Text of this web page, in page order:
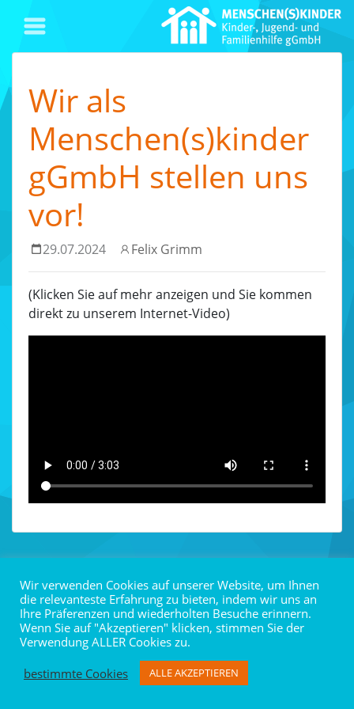
Wir als
Menschen(s)kinder
gGmbH stellen uns
vor!
29.07.2024 Felix Grimm
(Klicken Sie auf mehr anzeigen und Sie kommen
direkt zu unserem Internet-Video)
Wir verwenden Cookies auf unserer Website, um Ihnen
die relevanteste Erfahrung zu bieten, indem wir uns an
Ihre Präferenzen und wiederholten Besuche erinnern.
Wenn Sie auf "Akzeptieren" klicken, stimmen Sie der
Verwendung ALLER Cookies zu.
bestimmte Cookies
ALLE AKZEPTIEREN
Datenschutz Impressum Icons by icons8